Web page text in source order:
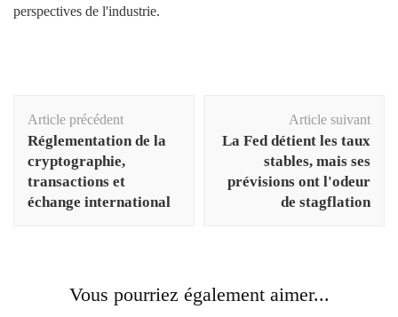
perspectives de l'industrie.
d'article
Article précédent
Réglementation de la
cryptographie,
transactions et
échange international
Article suivant
La Fed détient les taux
stables, mais ses
prévisions ont l'odeur
de stagflation
Vous pourriez également aimer...